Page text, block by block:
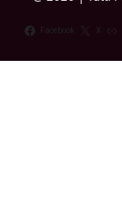
Facebook X